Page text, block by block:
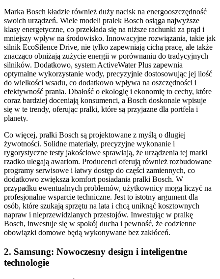
Marka Bosch kładzie również duży nacisk na energooszczędność
swoich urządzeń. Wiele modeli pralek Bosch osiąga najwyższe
klasy energetyczne, co przekłada się na niższe rachunki za prąd i
mniejszy wpływ na środowisko. Innowacyjne rozwiązania, takie jak
silnik EcoSilence Drive, nie tylko zapewniają cichą pracę, ale także
znacząco obniżają zużycie energii w porównaniu do tradycyjnych
silników. Dodatkowo, system ActiveWater Plus zapewnia
optymalne wykorzystanie wody, precyzyjnie dostosowując jej ilość
do wielkości wsadu, co dodatkowo wpływa na oszczędności i
efektywność prania. Dbałość o ekologię i ekonomię to cechy, które
coraz bardziej doceniają konsumenci, a Bosch doskonale wpisuje
się w te trendy, oferując pralki, które są przyjazne dla portfela i
planety.
Co więcej, pralki Bosch są projektowane z myślą o długiej
żywotności. Solidne materiały, precyzyjne wykonanie i
rygorystyczne testy jakościowe sprawiają, że urządzenia tej marki
rzadko ulegają awariom. Producenci oferują również rozbudowane
programy serwisowe i łatwy dostęp do części zamiennych, co
dodatkowo zwiększa komfort posiadania pralki Bosch. W
przypadku ewentualnych problemów, użytkownicy mogą liczyć na
profesjonalne wsparcie techniczne. Jest to istotny argument dla
osób, które szukają sprzętu na lata i chcą uniknąć kosztownych
napraw i nieprzewidzianych przestojów. Inwestując w pralkę
Bosch, inwestuje się w spokój ducha i pewność, że codzienne
obowiązki domowe będą wykonywane bez zakłóceń.
2. Samsung: Nowoczesny design i inteligentne
technologie